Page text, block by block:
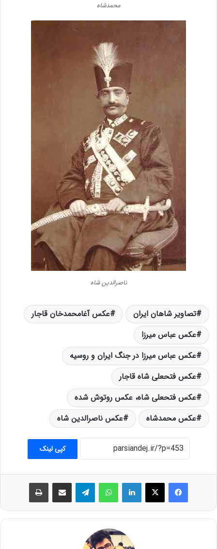
محمدشاه
ناصرالدين شاه
تصاویر شاهان ایران
عکس آغامحمدخان قاجار
عکس عباس میرزا
عکس عباس میرزا در جنگ ایران و روسیه
عکس فتحعلی شاه قاجار
عکس فتحعلی شاه، عکس روتوش شده
عکس محمدشاه
عکس ناصرالدین شاه
کپی لینک
فیس بوک X لینکدین واتس آپ تلگرام اشتراک گذاری از طریق ایمیل چاپ